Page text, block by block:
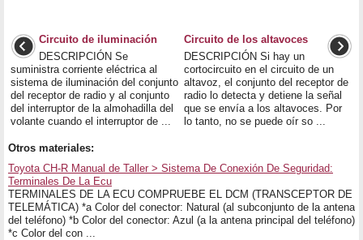
Circuito de iluminación
DESCRIPCIÓN Se
suministra corriente eléctrica al
sistema de iluminación del conjunto
del receptor de radio y al conjunto
del interruptor de la almohadilla del
volante cuando el interruptor de ...
Circuito de los altavoces
DESCRIPCIÓN Si hay un
cortocircuito en el circuito de un
altavoz, el conjunto del receptor de
radio lo detecta y detiene la señal
que se envía a los altavoces. Por
lo tanto, no se puede oír so ...
Otros materiales:
Toyota CH-R Manual de Taller > Sistema De Conexión De Seguridad:
Terminales De La Ecu
TERMINALES DE LA ECU COMPRUEBE EL DCM (TRANSCEPTOR DE
TELEMÁTICA) *a Color del conector: Natural (al subconjunto de la antena
del teléfono) *b Color del conector: Azul (a la antena principal del teléfono)
*c Color del con ...